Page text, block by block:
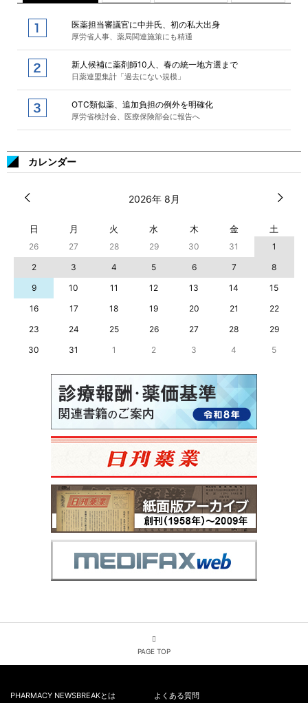
医薬担当審議官に中井氏、初の私大出身
厚労省人事、薬局関連施策にも精通
新人候補に薬剤師10人、春の統一地方選まで
日薬連盟集計「過去にない規模」
OTC類似薬、追加負担の例外を明確化
厚労省検討会、医療保険部会に報告へ
カレンダー
2026年 8月
日 月 火 水 木 金 土
26 27 28 29 30 31
1
2
3 4 5 6 7
8
9
10 11 12 13 14
15
16
17 18 19 20 21
22
23
24 25 26 27 28
29
30
31 1 2 3 4 5
PAGE TOP
PHARMACY NEWSBREAKとは よくある質問